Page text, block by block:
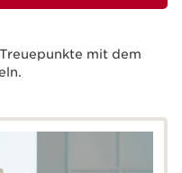
Treuepunkte mit dem